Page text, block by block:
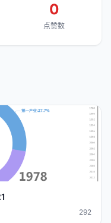
0
点赞数
292